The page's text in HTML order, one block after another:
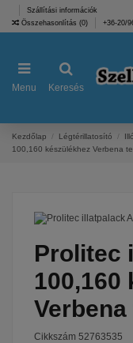
Szállítási információk
Összehasonlítás (0) +36-20/
Menu Keresés
Kezdőlap Légtérillatosító
100,160 készülékhez Verbena
Prolitec
100,160
Verbena
Cikkszám 52763535